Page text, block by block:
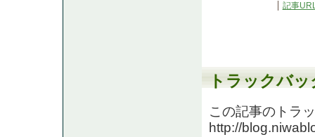
記事
トラックバッ
この記事のトラ
http://